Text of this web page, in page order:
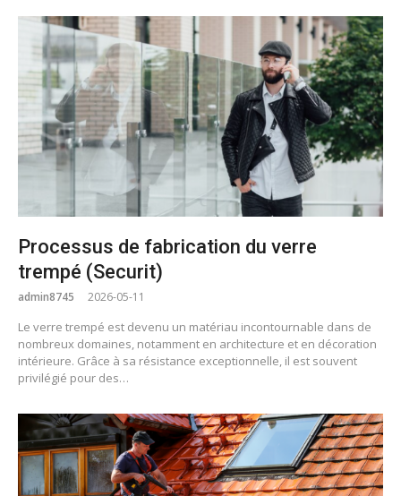
Processus de fabrication du verre
trempé (Securit)
admin8745 2026-05-11
Le verre trempé est devenu un matériau incontournable dans de
nombreux domaines, notamment en architecture et en décoration
intérieure. Grâce à sa résistance exceptionnelle, il est souvent
privilégié pour des…